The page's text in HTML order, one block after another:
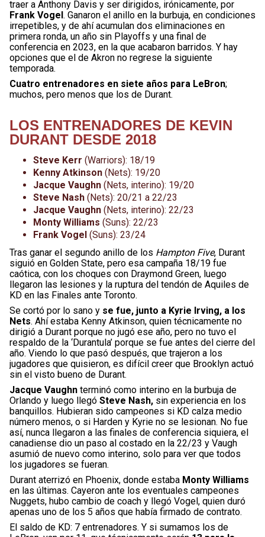
traer a Anthony Davis y ser dirigidos, irónicamente, por
Frank Vogel. Ganaron el anillo en la burbuja, en condiciones
irrepetibles, y de ahí acumulan dos eliminaciones en
primera ronda, un año sin Playoffs y una final de
conferencia en 2023, en la que acabaron barridos. Y hay
opciones que el de Akron no regrese la siguiente
temporada.
Cuatro entrenadores en siete años para LeBron;
muchos, pero menos que los de Durant.
LOS ENTRENADORES DE KEVIN
DURANT DESDE 2018
Steve Kerr (Warriors): 18/19
Kenny Atkinson (Nets): 19/20
Jacque Vaughn (Nets, interino): 19/20
Steve Nash (Nets): 20/21 a 22/23
Jacque Vaughn (Nets, interino): 22/23
Monty Williams (Suns): 22/23
Frank Vogel (Suns): 23/24
Tras ganar el segundo anillo de los Hampton Five, Durant
siguió en Golden State, pero esa campaña 18/19 fue
caótica, con los choques con Draymond Green, luego
llegaron las lesiones y la ruptura del tendón de Aquiles de
KD en las Finales ante Toronto.
Se cortó por lo sano y se fue, junto a Kyrie Irving, a los
Nets. Ahí estaba Kenny Atkinson, quien técnicamente no
dirigió a Durant porque no jugó ese año, pero no tuvo el
respaldo de la ‘Durantula’ porque se fue antes del cierre del
año. Viendo lo que pasó después, que trajeron a los
jugadores que quisieron, es difícil creer que Brooklyn actuó
sin el visto bueno de Durant.
Jacque Vaughn terminó como interino en la burbuja de
Orlando y luego llegó Steve Nash, sin experiencia en los
banquillos. Hubieran sido campeones si KD calza medio
número menos, o si Harden y Kyrie no se lesionan. No fue
así, nunca llegaron a las finales de conferencia siquiera, el
canadiense dio un paso al costado en la 22/23 y Vaugh
asumió de nuevo como interino, solo para ver que todos
los jugadores se fueran.
Durant aterrizó en Phoenix, donde estaba Monty Williams
en las últimas. Cayeron ante los eventuales campeones
Nuggets, hubo cambio de coach y llegó Vogel, quien duró
apenas uno de los 5 años que había firmado de contrato.
El saldo de KD: 7 entrenadores. Y si sumamos los de